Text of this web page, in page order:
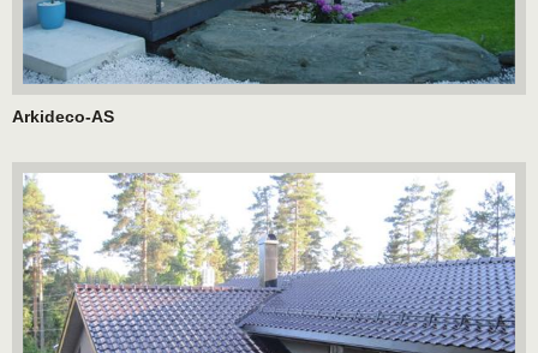
Arkideco-AS